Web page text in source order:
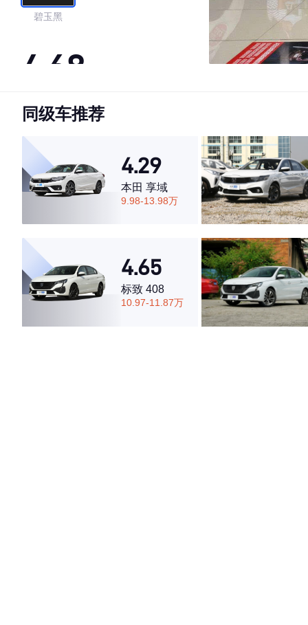
碧玉黑
4.68
·外观表现一般，低于53%同级车
·空间表现较为优秀，优于79%同级车
同级车推荐
4.29
本田 享域
9.98-13.98万
4.65
标致 408
10.97-11.87万